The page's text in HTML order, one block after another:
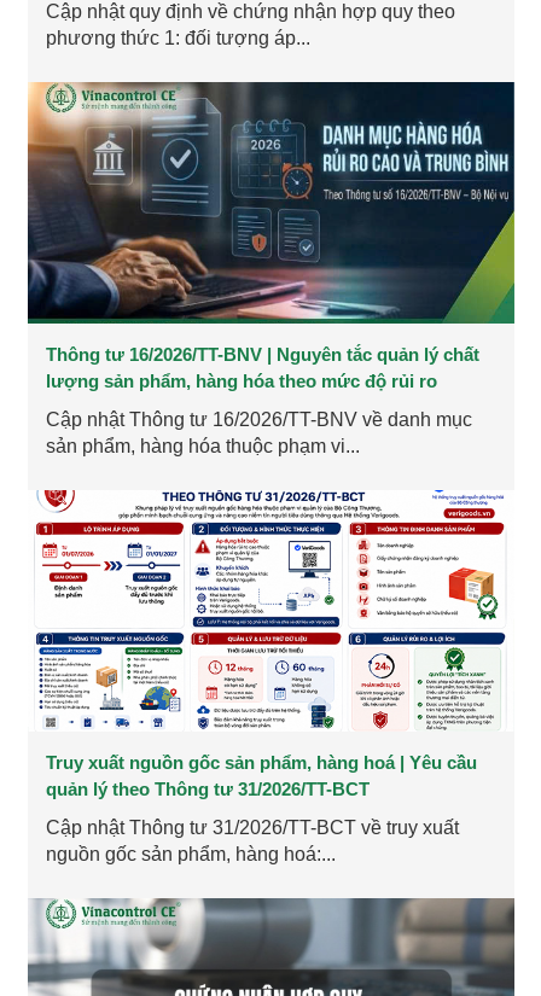
Cập nhật quy định về chứng nhận hợp quy theo
phương thức 1: đối tượng áp...
Thông tư 16/2026/TT-BNV | Nguyên tắc quản lý chất
lượng sản phẩm, hàng hóa theo mức độ rủi ro
Cập nhật Thông tư 16/2026/TT-BNV về danh mục
sản phẩm, hàng hóa thuộc phạm vi...
Truy xuất nguồn gốc sản phẩm, hàng hoá | Yêu cầu
quản lý theo Thông tư 31/2026/TT-BCT
Cập nhật Thông tư 31/2026/TT-BCT về truy xuất
nguồn gốc sản phẩm, hàng hoá:...